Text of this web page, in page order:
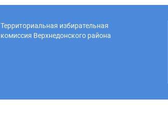
Территориальная избирательная
комиссия Верхнедонского района